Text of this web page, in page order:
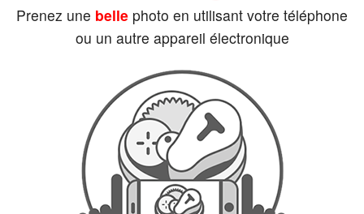
Connection
Rechercher
Prenez une belle photo en utilisant votre téléphone
ou un autre appareil électronique